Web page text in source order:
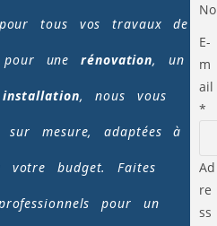
tous vos travaux de
pour unerénovation, un
installation, nous vous
sur mesure, adaptées à
budget. Faites
pour un
E-
m
ail
*
Ad
re
ss